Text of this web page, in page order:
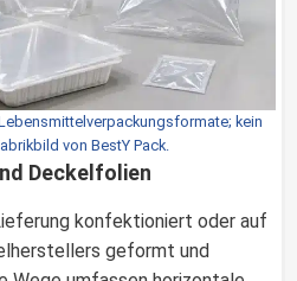
kein
von BestY Pack.
Deckelfolien
konfektioniert oder auf
geformt und